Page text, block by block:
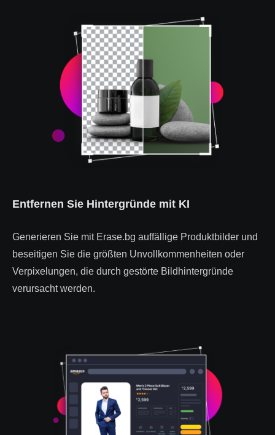
Entfernen Sie Hintergründe mit KI
Generieren Sie mit Erase.bg auffällige Produktbilder und
beseitigen Sie die größten Unvollkommenheiten oder
Verpixelungen, die durch gestörte Bildhintergründe
verursacht werden.